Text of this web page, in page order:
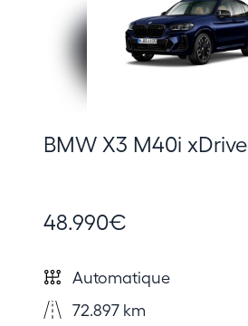
BMW X3 M40i xDrive
48.990€
Automatique
72.897 km